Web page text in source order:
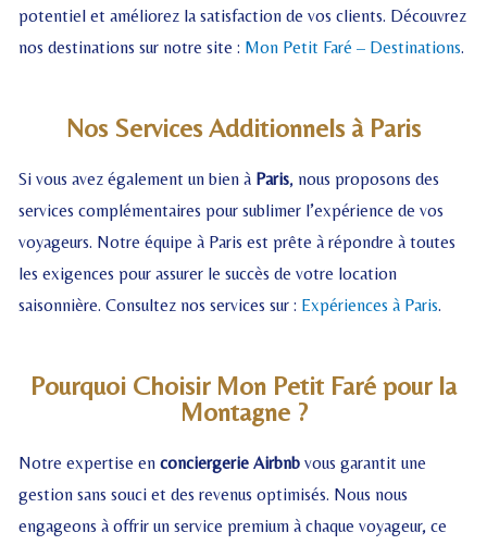
potentiel et améliorez la satisfaction de vos clients. Découvrez
nos destinations sur notre site : Mon Petit Faré – Destinations.
Nos Services Additionnels à Paris
Si vous avez également un bien à Paris, nous proposons des
services complémentaires pour sublimer l’expérience de vos
voyageurs. Notre équipe à Paris est prête à répondre à toutes
les exigences pour assurer le succès de votre location
saisonnière. Consultez nos services sur : Expériences à Paris.
Pourquoi Choisir Mon Petit Faré pour la
Montagne ?
Notre expertise enconciergerie Airbnb vous garantit une
gestion sans souci et des revenus optimisés. Nous nous
engageons à offrir un service premium à chaque voyageur, ce